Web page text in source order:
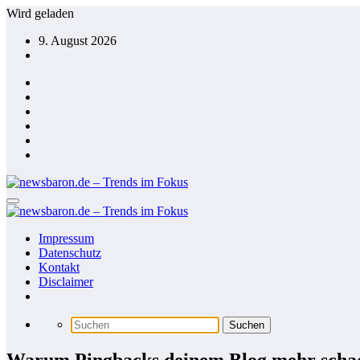
Zum
springen
Wird geladen
9. August 2026
Impressum
Datenschutz
Kontakt
Disclaimer